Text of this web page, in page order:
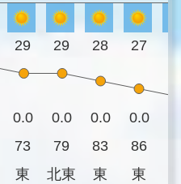
29 29 28 27
0.0 0.0 0.0 0.0
73 79 83 86
東 北東 東 東